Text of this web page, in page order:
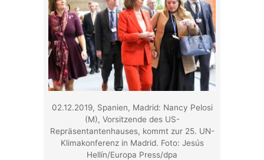
02.12.2019, Spanien, Madrid: Nancy Pelosi
(M), Vorsitzende des US-
Repräsentantenhauses, kommt zur 25. UN-
Klimakonferenz in Madrid. Foto: Jesús
Hellín/Europa Press/dpa